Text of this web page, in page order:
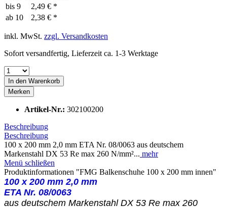
bis 9
2,49 € *
ab 10 2,38 € *
inkl. MwSt. zzgl. Versandkosten
Sofort versandfertig, Lieferzeit ca. 1-3 Werktage
In den Warenkorb
Merken
Artikel-Nr.: 302100200
Beschreibung
Beschreibung
100 x 200 mm 2,0 mm ETA Nr. 08/0063 aus deutschem
Markenstahl DX 53 Re max 260 N/mm²... mehr
Menü schließen
Produktinformationen "FMG Balkenschuhe 100 x 200 mm innen"
100 x 200 mm 2,0 mm
ETA Nr. 08/0063
aus deutschem Markenstahl DX 53 Re max 260